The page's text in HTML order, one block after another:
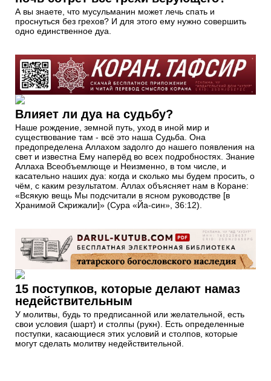
А вы знаете, что мусульманин может лечь спать и
проснуться без грехов? И для этого ему нужно совершить
одно единственное дуа.
Влияет ли дуа на судьбу?
Наше рождение, земной путь, уход в иной мир и
существование там - всё это наша Судьба. Она
предопределена Аллахом задолго до нашего появления на
свет и известна Ему наперёд во всех подробностях. Знание
Аллаха Всеобъемлюще и Неизменно, в том числе, и
касательно наших дуа: когда и сколько мы будем просить, о
чём, с каким результатом. Аллах объясняет нам в Коране:
«Всякую вещь Мы подсчитали в ясном руководстве [в
Хранимой Скрижали]» (Сура «Йа-син», 36:12).
15 поступков, которые делают намаз
недействительным
У молитвы, будь то предписанной или желательной, есть
свои условия (шарт) и столпы (рукн). Есть определенные
поступки, касающиеся этих условий и столпов, которые
могут сделать молитву недействительной.